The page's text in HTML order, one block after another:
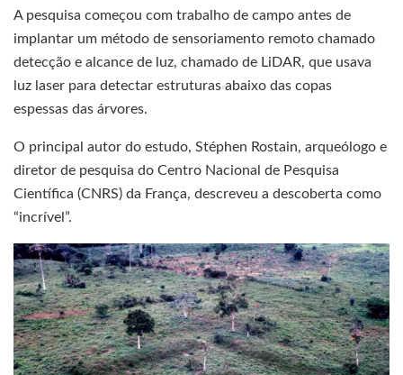
A pesquisa começou com trabalho de campo antes de
implantar um método de sensoriamento remoto chamado
detecção e alcance de luz, chamado de LiDAR, que usava
luz laser para detectar estruturas abaixo das copas
espessas das árvores.
O principal autor do estudo, Stéphen Rostain, arqueólogo e
diretor de pesquisa do Centro Nacional de Pesquisa
Científica (CNRS) da França, descreveu a descoberta como
“incrível”.